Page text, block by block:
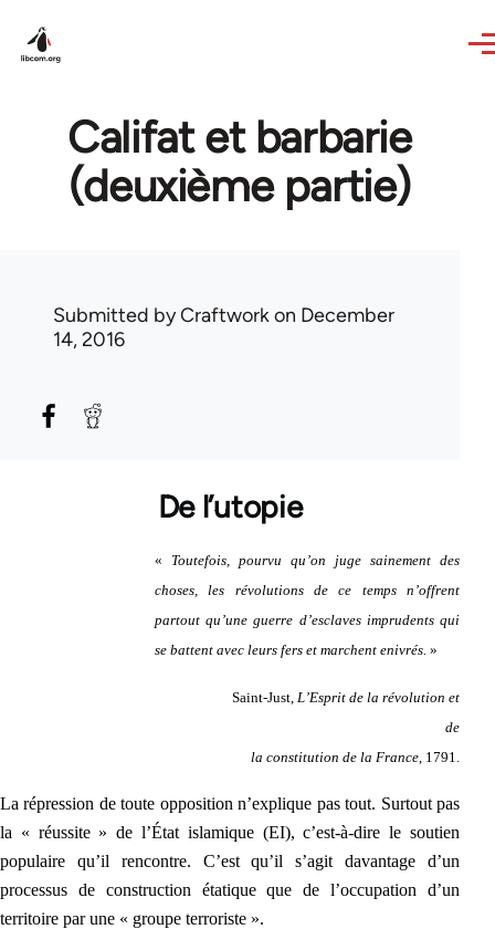
Califat et barbarie
(deuxième partie)
Submitted byCraftworkon December
14, 2016
De l’utopie
« Toutefois, pourvu qu’on juge sainement des
choses, les révolutions de ce temps n’offrent
partout qu’une guerre d’esclaves imprudents qui
se battent avec leurs fers et marchent enivrés. »
Saint-Just, L’Esprit de la révolution et
de
la constitution de la France, 1791.
La répression de toute opposition n’explique pas tout. Surtout pas
la « réussite » de l’État islamique (EI), c’est-à-dire le soutien
populaire qu’il rencontre. C’est qu’il s’agit davantage d’un
processus de construction étatique que de l’occupation d’un
territoire par une « groupe terroriste ».